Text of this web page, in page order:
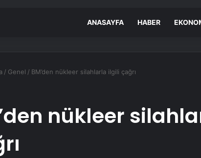
ANASAYFA HABER
/ Genel / BM’den nükleer silahlarla ilgili çağrı
nükleer